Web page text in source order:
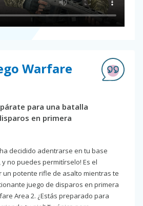
Warfare
para una batalla
en primera
decidido adentrarse en tu base
no puedes permitírselo! Es el
un potente rifle de asalto mientras te
juego de disparos en primera
Area 2. ¿Estás preparado para